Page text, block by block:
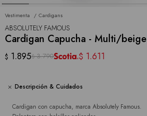
Vestimenta Cardigans
ABSOLUTELY FAMOUS
Cardigan Capucha - Multi/beige
$ 1.895$ 3.790 $ 1.611
Descripción & Cuidados
Cardigan con capucha, marca Absolutely Famous.